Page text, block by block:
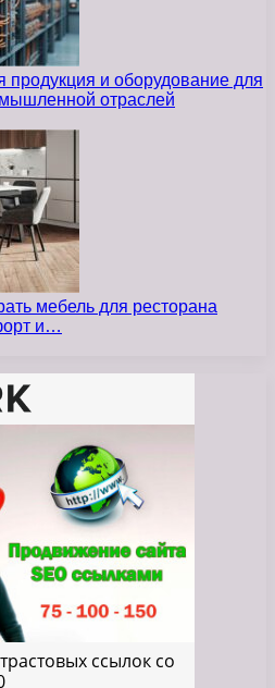
продукция и оборудование для
отраслей
мебель для ресторана
и…